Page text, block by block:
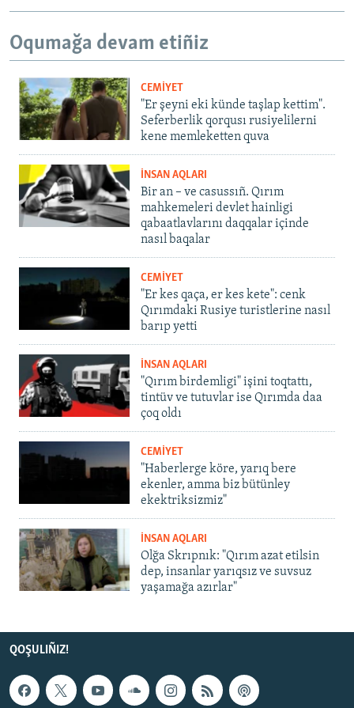
Oqumağa devam etiñiz
CEMİYET
"Er şeyni eki künde taşlap kettim".
Seferberlik qorqusı rusiyelilerni
kene memleketten quva
İNSAN AQLARI
Bir an – ve casussıñ. Qırım
mahkemeleri devlet hainligi
qabaatlavlarını daqqalar içinde
nasıl baqalar
CEMİYET
"Er kes qaça, er kes kete": cenk
Qırımdaki Rusiye turistlerine nasıl
barıp yetti
İNSAN AQLARI
"Qırım birdemligi" işini toqtattı,
tintüv ve tutuvlar ise Qırımda daa
çoq oldı
CEMİYET
"Haberlerge köre, yarıq bere
ekenler, amma biz bütünley
ekektriksizmiz"
İNSAN AQLARI
Olğa Skrıpnık: "Qırım azat etilsin
dep, insanlar yarıqsız ve suvsuz
yaşamağa azırlar"
QOŞULIÑIZ!